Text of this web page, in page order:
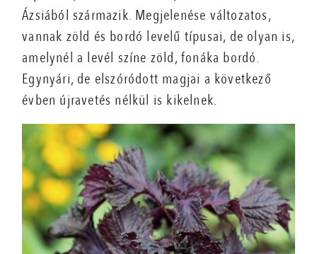
Ázsiából származik. Megjelenése változatos,
vannak zöld és bordó levelű típusai, de olyan is,
amelynél a levél színe zöld, fonáka bordó.
Egynyári, de elszóródott magjai a következő
évben újravetés nélkül is kikelnek.